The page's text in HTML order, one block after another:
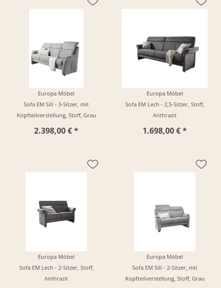
Europa Möbel
Sofa EM Sill - 3-Sitzer, mit
Kopfteilverstellung, Stoff, Grau
2.398,00 € *
Europa Möbel
Sofa EM Lech - 2,5-Sitzer, Stoff,
Anthrazit
1.698,00 € *
Europa Möbel
Sofa EM Lech - 2-Sitzer, Stoff,
Anthrazit
Europa Möbel
Sofa EM Sill - 2-Sitzer, mit
Kopfteilverstellung, Stoff, Grau